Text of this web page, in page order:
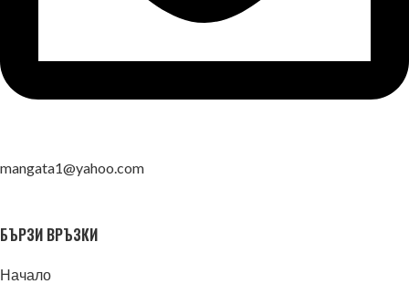
mangata1@yahoo.com
БЪРЗИ ВРЪЗКИ
Начало